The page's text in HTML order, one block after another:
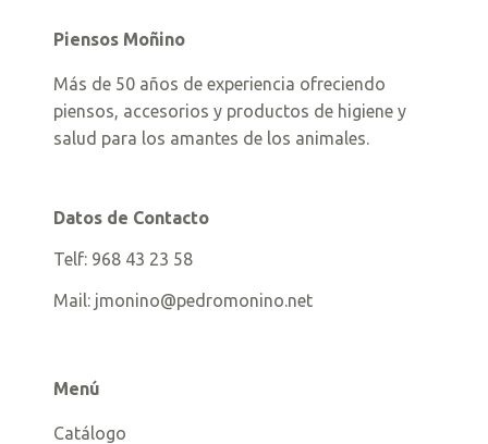
Piensos Moñino
Más de 50 años de experiencia ofreciendo
piensos, accesorios y productos de higiene y
salud para los amantes de los animales.
Datos de Contacto
Telf: 968 43 23 58
Mail: jmonino@pedromonino.net
Menú
Catálogo